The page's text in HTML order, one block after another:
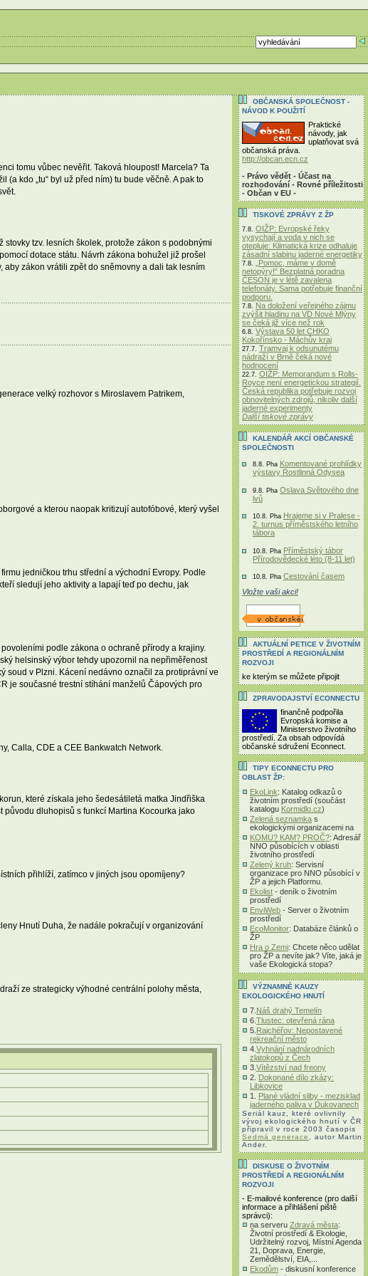
tomu vůbec nevěřit. Taková hloupost! Marcela? Ta
kdo „tu“ byl už před ním) tu bude věčně. A pak to
tzv. lesních školek, protože zákon s podobnými
dotace státu. Návrh zákona bohužel již prošel
zákon vrátili zpět do sněmovny a dali tak lesním
velký rozhovor s Miroslavem Patrikem,
a kterou naopak kritizují autofóbové, který vyšel
jedničkou trhu střední a východní Evropy. Podle
sledují jeho aktivity a lapají teď po dechu, jak
podle zákona o ochraně přírody a krajiny.
helsinský výbor tehdy upozornil na nepřiměřenost
soud v Plzni. Kácení nedávno označil za protiprávní ve
je současné trestní stíhání manželů Čápových pro
Calla, CDE a CEE Bankwatch Network.
které získala jeho šedesátiletá matka Jindřiška
dluhopisů s funkcí Martina Kocourka jako
přihlíží, zatímco v jiných jsou opomíjeny?
Hnutí Duha, že nadále pokračují v organizování
ze strategicky výhodné centrální polohy města,
OBČANSKÁ SPOLEČNOST -
NÁVOD K POUŽITÍ
Praktické
návody, jak
uplatňovat svá
občanská práva.
http://obcan.ecn.cz
- Právo vědět - Účast na
rozhodování - Rovné příležitosti
- Občan v EU -
TISKOVÉ ZPRÁVY Z ŽP
7.8. OIŽP: Evropské řeky
vysychají a voda v nich se
otepluje: Klimatická krize odhaluje
zásadní slabinu jaderné energetiky
7.8.
„Pomoc, máme v domě
netopýry!“ Bezplatná poradna
ČESON je v létě zavalena
telefonáty. Sama potřebuje finanční
podporu.
7.8. Na doložení veřejného zájmu
zvýšit hladinu na VD Nové Mlýny
se čeká již více než rok
6.8. Výstava 50 let CHKO
Kokořínsko - Máchův kraj
27.7. Tramvaj k odsunutému
nádraží v Brně čeká nové
hodnocení
22.7. OIŽP: Memorandum s Rolls-
Royce není energetickou strategií.
Česká republika potřebuje rozvoj
obnovitelných zdrojů, nikoliv další
jaderné experimenty
Další tiskové zprávy
KALENDÁŘ AKCÍ OBČANSKÉ
SPOLEČNOSTI
8.8. Pha Komentované prohlídky
výstavy Rostlinná Odysea
9.8. Pha Oslava Světového dne
lvů
10.8. Pha Hrajeme si v Pralese -
2. turnus příměstského letního
tábora
10.8. Pha Příměstský tábor
Přírodovědecké léto (8-11 let)
10.8. Pha Cestování časem
Vložte vaši akci!
AKTUÁLNÍ PETICE V ŽIVOTNÍM
PROSTŘEDÍ A REGIONÁLNÍM
ROZVOJI
ke kterým se můžete připojit
ZPRAVODAJSTVÍ ECONNECTU
finančně podpořila
Evropská komise a
Ministerstvo životního
prostředí. Za obsah odpovídá
občanské sdružení Econnect.
TIPY ECONNECTU PRO
OBLAST ŽP:
EkoLink: Katalog odkazů o
životním prostředí (součást
katalogu Kormidlo.cz)
Zelená seznamka s
ekologickými organizacemi na
KOMU? KAM? PROČ?: Adresář
NNO působících v oblasti
životního prostředí
Zelený kruh: Servisní
organizace pro NNO působící v
ŽP a jejich Platformu.
Ekolist - deník o životním
prostředí
EnviWeb - Server o životním
prostředí
EcoMonitor: Databáze článků o
ŽP
Hra o Zemi: Chcete něco udělat
pro ŽP a nevíte jak? Víte, jaká je
vaše Ekologická stopa?
VÝZNAMNÉ KAUZY
EKOLOGICKÉHO HNUTÍ
7. Náš drahý Temelín
6. Tlustec: otevřená rána
5. Rajchéřov: Nepostavené
rekreační město
4. Vyhnání nadnárodních
zlatokopů z Čech
3. Vítězství nad freony
2. Dokonané dílo zkázy:
Libkovice
1. Plané vládní sliby - mezisklad
jaderného paliva v Dukovanech
Seriál kauz, které ovlivnily
vývoj ekologického hnutí v ČR
připravil v roce 2003 časopis
Sedmá generace
, autor Martin
Ander.
DISKUSE O ŽIVOTNÍM
PROSTŘEDÍ A REGIONÁLNÍM
ROZVOJI
- E-mailové konference (pro další
informace a přihlášení piště
správci):
na serveru Zdravá města:
Životní prostředí & Ekologie,
Udržitelný rozvoj, Místní Agenda
21, Doprava, Energie,
Zemědělství, EIA,...
Ekodům - diskusní konference